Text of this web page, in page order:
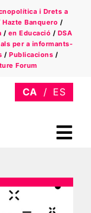
i Drets a
Hazte Banquero /
/ en Educació / DSA
per a informants-
/Publicacions /
Forum